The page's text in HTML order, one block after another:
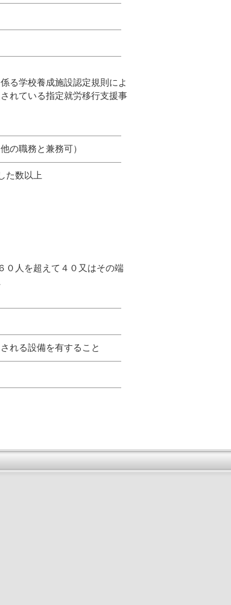
る学校養成施設認定規則によ
れている指定就労移行支援事
職務と兼務可）
数以上
て４０又はその端
れる設備を有すること